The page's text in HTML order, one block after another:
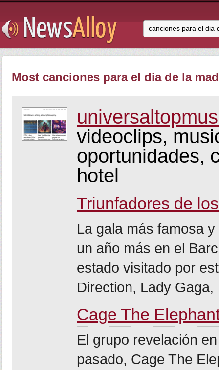
Most canciones para el dia de la
videoclips,
oportunidades,
hotel
Triunfadores de
La gala más famosa
un año más en el
estado visitado por
Direction, Lady
Cage The
El grupo revelación
pasado, Cage The